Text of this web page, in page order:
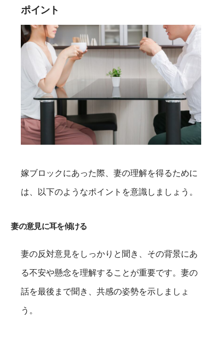
ポイント
嫁ブロックにあった際、妻の理解を得るために
は、以下のようなポイントを意識しましょう。
妻の意見に耳を傾ける
妻の反対意見をしっかりと聞き、その背景にあ
る不安や懸念を理解することが重要です。妻の
話を最後まで聞き、共感の姿勢を示しましょ
う。